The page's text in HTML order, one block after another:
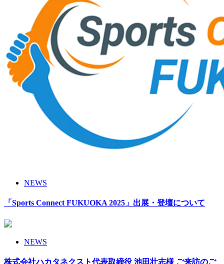
NEWS
「Sports Connect FUKUOKA 2025」出展・登壇について
NEWS
株式会社ハカタネクスト代表取締役 池田壮志様 ご来訪のご